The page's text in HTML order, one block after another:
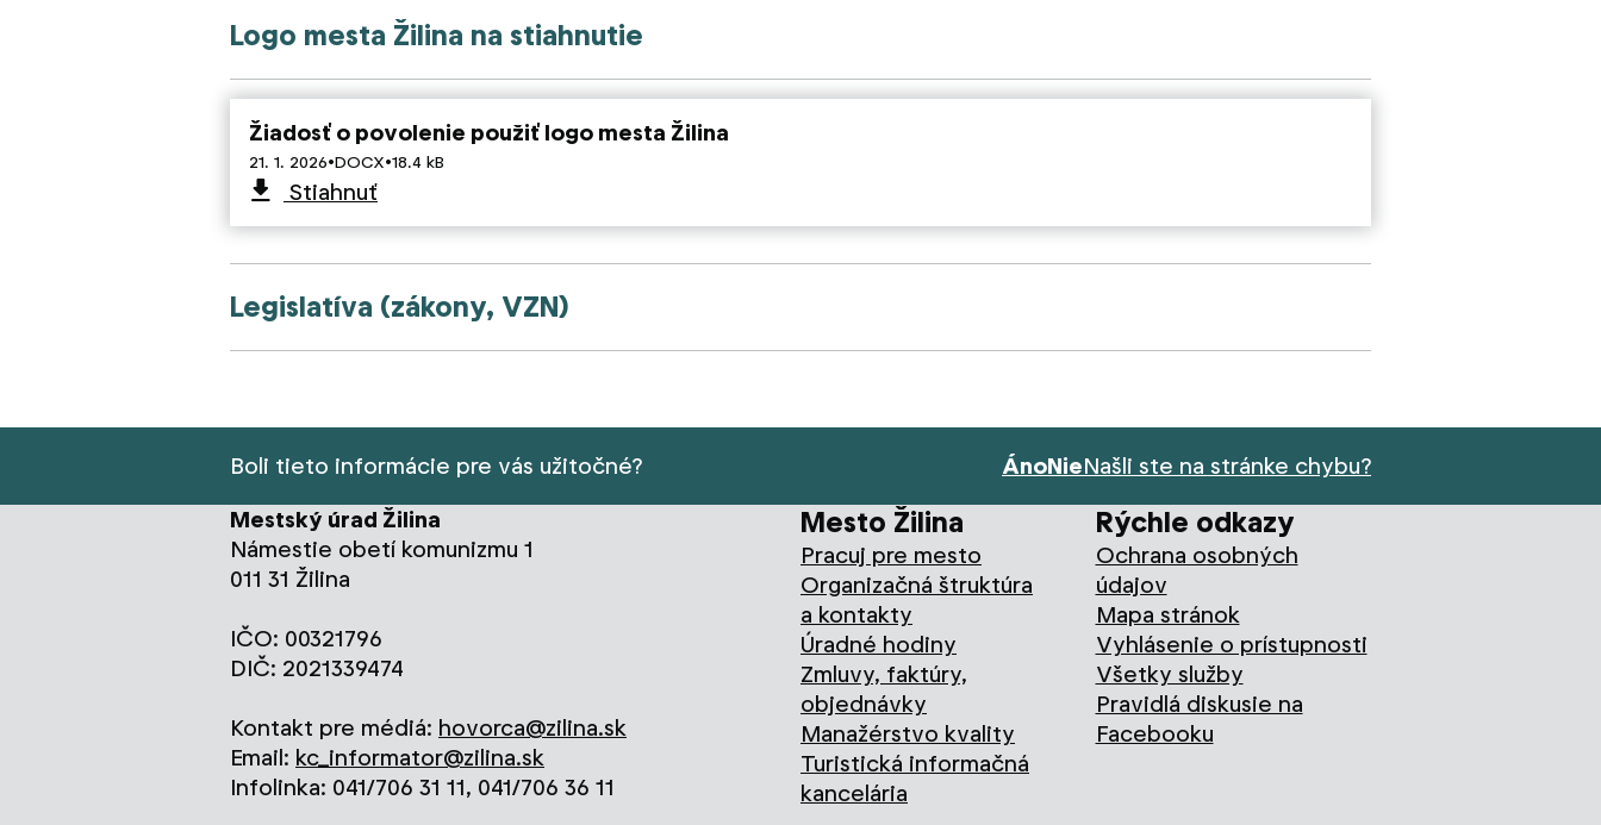
Logo mesta Žilina na stiahnutie
Žiadosť o povolenie použiť logo mesta Žilina
21. 1. 2026·DOCX·18.4 kB
Stiahnuť
Legislatíva (zákony, VZN)
Boli tieto informácie pre vás užitočné? ÁnoNieNašli ste na stránke chybu?
Mestský úrad Žilina
Námestie obetí komunizmu 1
011 31 Žilina
IČO: 00321796
DIČ: 2021339474
Kontakt pre médiá: hovorca@zilina.sk
Email: kc_informator@zilina.sk
Infolinka: 041/706 31 11, 041/706 36 11
Mesto Žilina
Pracuj pre mesto
Organizačná štruktúra
a kontakty
Úradné hodiny
Zmluvy, faktúry,
objednávky
Manažérstvo kvality
Turistická informačná
kancelária
Rýchle odkazy
Ochrana osobných
údajov
Mapa stránok
Vyhlásenie o prístupnosti
Všetky služby
Pravidlá diskusie na
Facebooku